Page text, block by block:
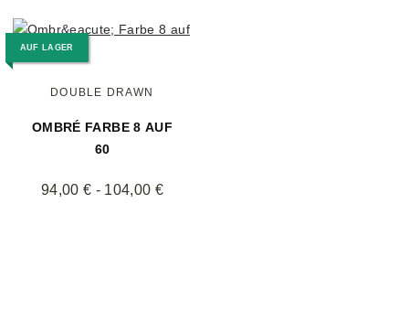
AUF LAGER
DOUBLE DRAWN
OMBRÉ FARBE 8 AUF
60
94,00 € - 104,00 €